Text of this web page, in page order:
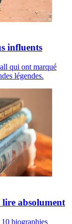
influents
qui ont marqué
légendes.
lire absolument
biographies